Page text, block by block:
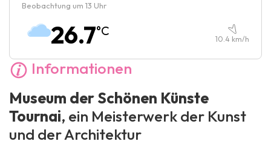
Sonntag :11:00- 17:00
Beobachtung um 13 Uhr
26.7°C
10.4 km/h
Informationen
Museum der Schönen Künste
Tournai, ein Meisterwerk der Kunst
und der Architektur